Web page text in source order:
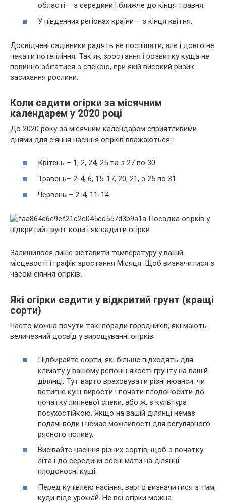
області – з середини і ближче до кінця травня.
У південних регіонах країни – з кінця квітня.
Досвідчені садівники радять не поспішати, але і довго не
чекати потепління. Так як зростання і розвитку куща не
повинно збігатися з спекою, при якій високий ризик
засихання рослини.
Коли садити огірки за місячним
календарем у 2020 році
До 2020 року за місячним календарем сприятливими
днями для сіяння насіння огірків вважаються:
Квітень – 1, 2, 24, 25 та з 27 по 30.
Травень– 2-4, 6, 15-17, 20, 21, з 25 по 31.
Червень – 2-4, 11-14.
Залишилося лише зіставити температуру у вашій
місцевості і графік зростання Місяця. Щоб визначитися з
часом сіяння огірків.
Які огірки садити у відкритий грунт (кращі
сорти)
Часто можна почути такі поради городників, які мають
величезний досвід у вирощуванні огірків:
Підбирайте сорти, які більше підходять для
клімату у вашому регіоні і якості грунту на вашій
ділянці. Тут варто враховувати різні нюанси: чи
встигне кущ вирости і почати плодоносити до
початку липневої спеки, або ж, є культура
посухостійкою. Якщо на вашій ділянці немає
подачі води і немає можливості для регулярного
рясного поливу.
Висівайте насіння різних сортів, щоб з початку
літа і до середини осені мати на ділянці
плодоносні кущі.
Перед купівлею насіння, варто визначитися з тим,
куди піде урожай. Не всі огірки можна